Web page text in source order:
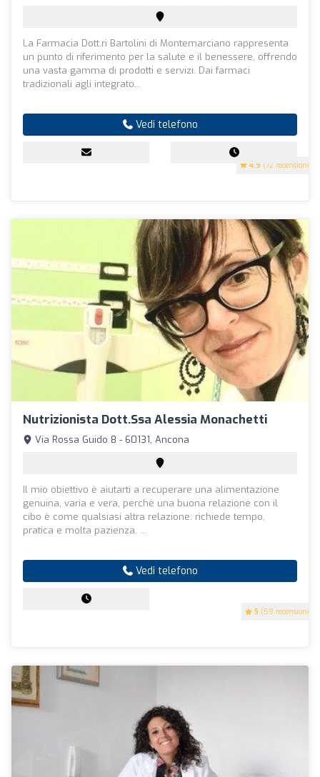
4.9 (72 recensioni)
La Farmacia Dott.ri Bartolini di Montemarciano rappresenta
un punto di riferimento per la salute e il benessere, offrendo
una vasta gamma di prodotti e servizi. Dai farmaci
tradizionali agli integrato...
Vedi telefono
Nutrizionista Dott.ssa Alessia Monachetti
5 (59 recensioni)
Via Rossa Guido 8 - 60131, Ancona
Il mio obiettivo è aiutarti a recuperare una alimentazione
genuina, varia e vera, perchè una buona relazione con il
cibo è come qualsiasi altra relazione: richiede tempo,
pratica e molta pazienza. ...
Vedi telefono